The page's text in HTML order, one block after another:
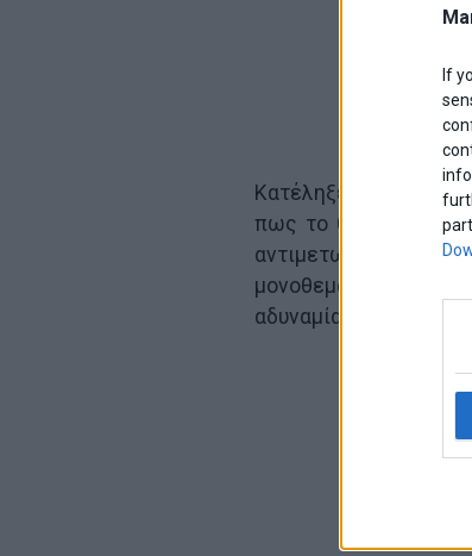
If
Κατέληξε,
πως το θέμα των
αντιμετωπίζει η
μονοθεματικά γύρω
αδυναμία τους να